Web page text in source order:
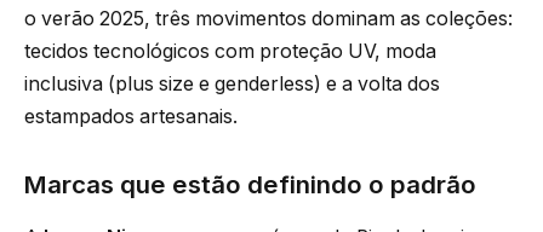
o verão 2025, três movimentos dominam as coleções:
tecidos tecnológicos com proteção UV, moda
inclusiva (plus size e genderless) e a volta dos
estampados artesanais.
Marcas que estão definindo o padrão